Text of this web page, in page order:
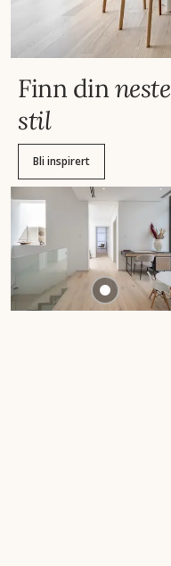
Finn dinneste
stil
Bli inspirert